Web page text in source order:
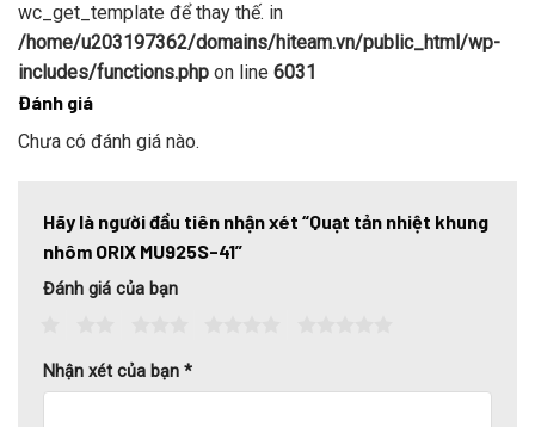
wc_get_template để thay thế. in
/home/u203197362/domains/hiteam.vn/public_html/wp-
includes/functions.php on line 6031
Đánh giá
Chưa có đánh giá nào.
Hãy là người đầu tiên nhận xét “Quạt tản nhiệt khung
nhôm ORIX MU925S-41”
Đánh giá của bạn
Nhận xét của bạn *